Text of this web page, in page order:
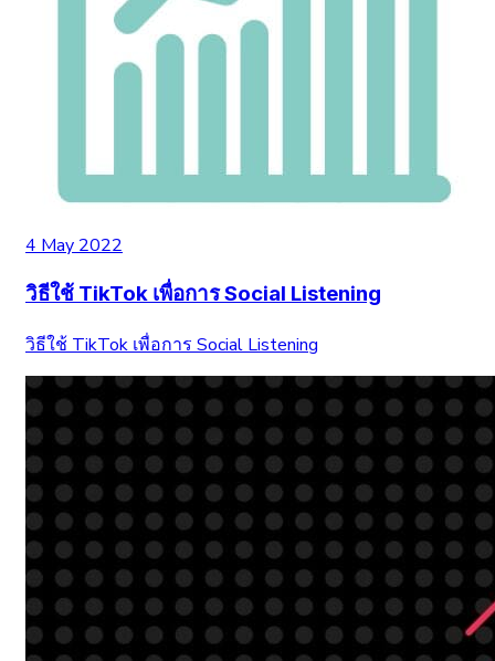
4 May 2022
วิธีใช้ TikTok เพื่อการ Social Listening
วิธีใช้ TikTok เพื่อการ Social Listening